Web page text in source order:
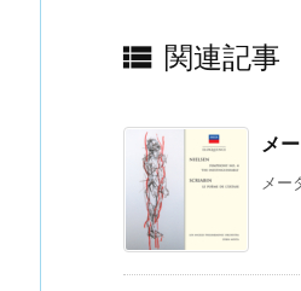
 関連記事
メ
メ